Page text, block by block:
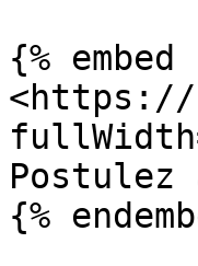
{%
<https://
Postulez